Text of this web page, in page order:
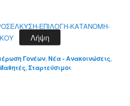
ΕΠΙΛΟΓΗ-ΚΑΤΑΝΟΜΗ-
Λήψη
Γονέων,Νέα - Ανακοινώσεις,
,Σταρτεύσιμοι